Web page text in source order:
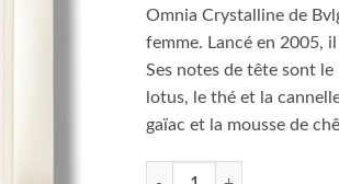
Omnia Crystalline de
femme. Lancé en 2005,
Ses notes de tête sont
lotus, le thé et la
gaïac et la mousse de
quantité de Bvlgari